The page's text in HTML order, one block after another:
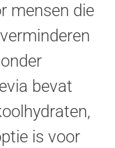
mensen die
bevat
is voor